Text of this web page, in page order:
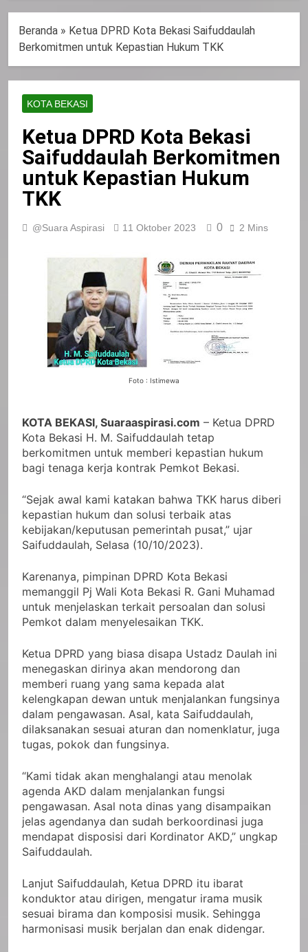
Beranda » Ketua DPRD Kota Bekasi Saifuddaulah
Berkomitmen untuk Kepastian Hukum TKK
KOTA BEKASI
Ketua DPRD Kota Bekasi
Saifuddaulah Berkomitmen
untuk Kepastian Hukum
TKK
@Suara Aspirasi 11 Oktober 2023 0 2 Mins
Foto : Istimewa
KOTA BEKASI, Suaraaspirasi.com – Ketua DPRD
Kota Bekasi H. M. Saifuddaulah tetap
berkomitmen untuk memberi kepastian hukum
bagi tenaga kerja kontrak Pemkot Bekasi.
“Sejak awal kami katakan bahwa TKK harus diberi
kepastian hukum dan solusi terbaik atas
kebijakan/keputusan pemerintah pusat,” ujar
Saifuddaulah, Selasa (10/10/2023).
Karenanya, pimpinan DPRD Kota Bekasi
memanggil Pj Wali Kota Bekasi R. Gani Muhamad
untuk menjelaskan terkait persoalan dan solusi
Pemkot dalam menyelesaikan TKK.
Ketua DPRD yang biasa disapa Ustadz Daulah ini
menegaskan dirinya akan mendorong dan
memberi ruang yang sama kepada alat
kelengkapan dewan untuk menjalankan fungsinya
dalam pengawasan. Asal, kata Saifuddaulah,
dilaksanakan sesuai aturan dan nomenklatur, juga
tugas, pokok dan fungsinya.
“Kami tidak akan menghalangi atau menolak
agenda AKD dalam menjalankan fungsi
pengawasan. Asal nota dinas yang disampaikan
jelas agendanya dan sudah berkoordinasi juga
mendapat disposisi dari Kordinator AKD,” ungkap
Saifuddaulah.
Lanjut Saifuddaulah, Ketua DPRD itu ibarat
konduktor atau dirigen, mengatur irama musik
sesuai birama dan komposisi musik. Sehingga
harmonisasi musik berjalan dan enak didengar.